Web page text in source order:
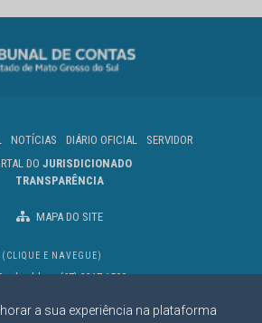
a sua experiência na plataforma
NOTÍCIAS DIÁRIO OFICIAL
SERVIDOR
DO JURISDICIONADO
TRANSPARÊNCIA
MAPA DO SITE
(CLIQUE E NAVEGUE)
bloco(67) 3317-1500